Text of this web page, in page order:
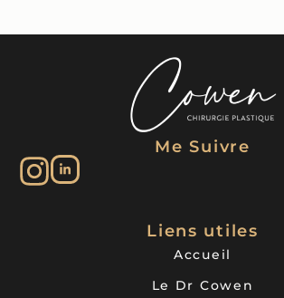
Me Suivre
Liens utiles
Accueil
Le Dr Cowen